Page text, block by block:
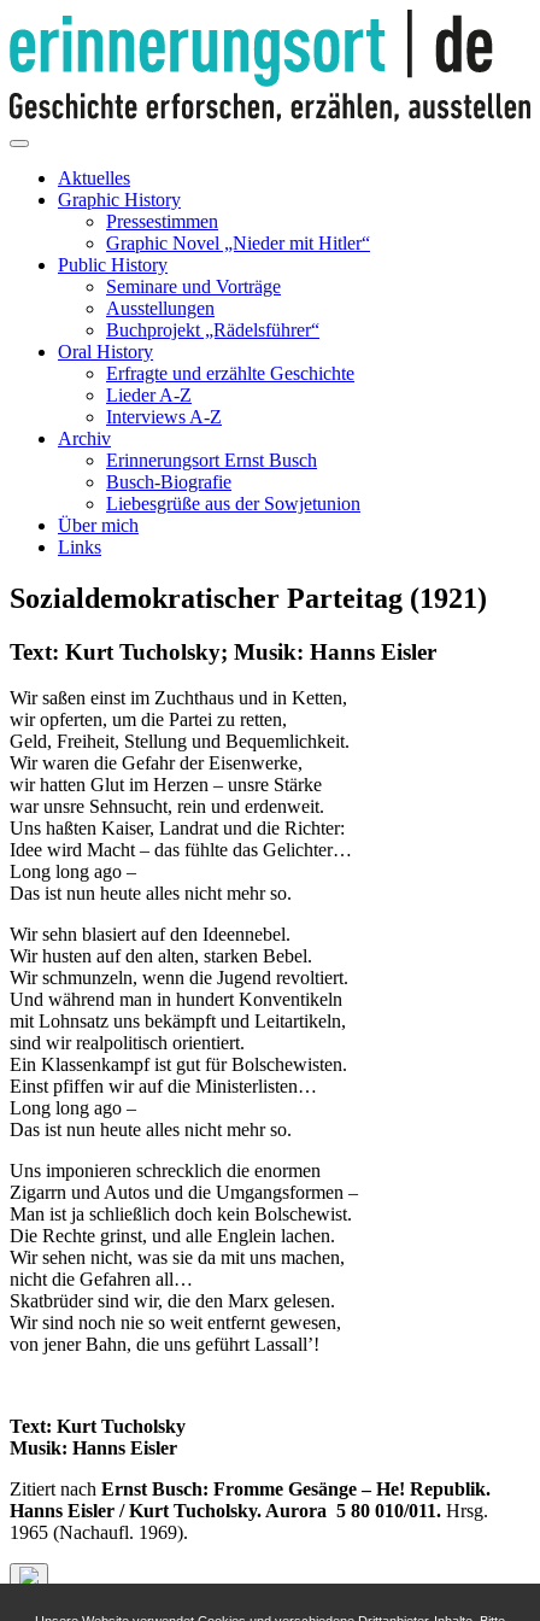
Aktuelles
Graphic History
Pressestimmen
Graphic Novel „Nieder mit Hitler“
Public History
Seminare und Vorträge
Ausstellungen
Buchprojekt „Rädelsführer“
Oral History
Erfragte und erzählte Geschichte
Lieder A-Z
Interviews A-Z
Archiv
Erinnerungsort Ernst Busch
Busch-Biografie
Liebesgrüße aus der Sowjetunion
Über mich
Links
Sozialdemokratischer Parteitag (1921)
Text: Kurt Tucholsky; Musik: Hanns Eisler
Wir saßen einst im Zuchthaus und in Ketten,
wir opferten, um die Partei zu retten,
Geld, Freiheit, Stellung und Bequemlichkeit.
Wir waren die Gefahr der Eisenwerke,
wir hatten Glut im Herzen – unsre Stärke
war unsre Sehnsucht, rein und erdenweit.
Uns haßten Kaiser, Landrat und die Richter:
Idee wird Macht – das fühlte das Gelichter…
Long long ago –
Das ist nun heute alles nicht mehr so.
Wir sehn blasiert auf den Ideennebel.
Wir husten auf den alten, starken Bebel.
Wir schmunzeln, wenn die Jugend revoltiert.
Und während man in hundert Konventikeln
mit Lohnsatz uns bekämpft und Leitartikeln,
sind wir realpolitisch orientiert.
Ein Klassenkampf ist gut für Bolschewisten.
Einst pfiffen wir auf die Ministerlisten…
Long long ago –
Das ist nun heute alles nicht mehr so.
Uns imponieren schrecklich die enormen
Zigarrn und Autos und die Umgangsformen –
Man ist ja schließlich doch kein Bolschewist.
Die Rechte grinst, und alle Englein lachen.
Wir sehen nicht, was sie da mit uns machen,
nicht die Gefahren all…
Skatbrüder sind wir, die den Marx gelesen.
Wir sind noch nie so weit entfernt gewesen,
von jener Bahn, die uns geführt Lassall’!
Text: Kurt Tucholsky
Musik: Hanns Eisler
Zitiert nach Ernst Busch: Fromme Gesänge – He! Republik.
Hanns Eisler / Kurt Tucholsky. Aurora 5 80 010/011. Hrsg.
1965 (Nachaufl. 1969).